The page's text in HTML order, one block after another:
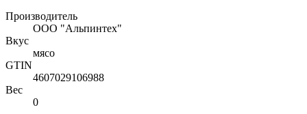
Производитель
ООО "Альпинтех"
Вкус
мясо
GTIN
4607029106988
Вес
0